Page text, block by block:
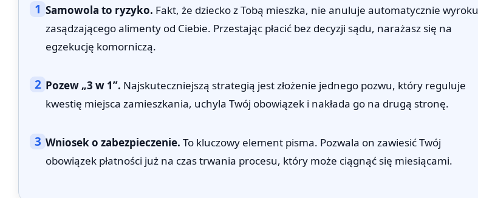
1 Samowola to ryzyko. Fakt, że dziecko z Tobą mieszka, nie anuluje automatycznie wyroku
zasądzającego alimenty od Ciebie. Przestając płacić bez decyzji sądu, narażasz się na
egzekucję komorniczą.
2 Pozew „3 w 1”. Najskuteczniejszą strategią jest złożenie jednego pozwu, który reguluje
kwestię miejsca zamieszkania, uchyla Twój obowiązek i nakłada go na drugą stronę.
3 Wniosek o zabezpieczenie. To kluczowy element pisma. Pozwala on zawiesić Twój
obowiązek płatności już na czas trwania procesu, który może ciągnąć się miesiącami.